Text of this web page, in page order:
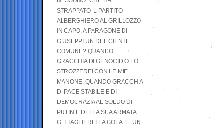
STRAPPATO IL PARTITO
ALBERGHIERO AL GRILLOZZO
IN CAPO, A PARAGONE DI
GIUSEPPI UN DEFICIENTE
COMUNE? QUANDO
GRACCHIA DI GENOCIDIO LO
STROZZEREI CON LE MIE
MANONE. QUANDO GRACCHIA
DI PACE STABILE E DI
DEMOCRAZIA AL SOLDO DI
PUTIN E DELLA SUA ARMATA
GLI TAGLIEREI LA GOLA: E’ UN